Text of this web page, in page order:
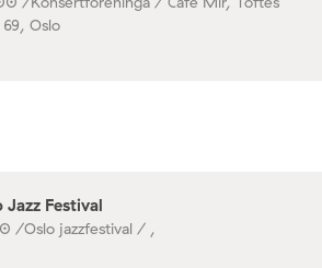
Oslo
Jazz Festival
/Oslo jazzfestival / ,